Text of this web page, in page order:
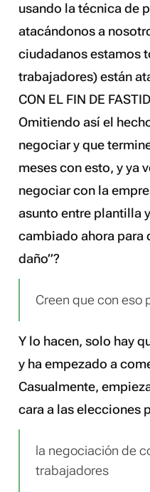
usando la técnica de
atacándonos a
ciudadanos estamos
trabajadores) están
CON EL FIN DE
Omitiendo así el
negociar y que
meses con esto, y ya
negociar con la
asunto entre plantilla
cambiado ahora para
daño”?
Creen que con eso
Y lo hacen, solo hay
y ha empezado a
Casualmente,
cara a las elecciones
la negociación de
trabajadores